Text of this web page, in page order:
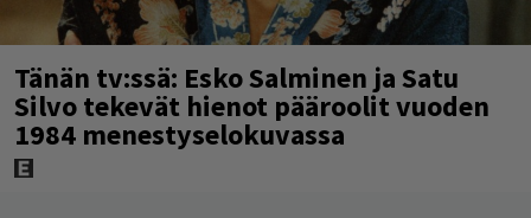
Tänän tv:ssä: Esko Salminen ja Satu
Silvo tekevät hienot pääroolit vuoden
1984 menestyselokuvassa